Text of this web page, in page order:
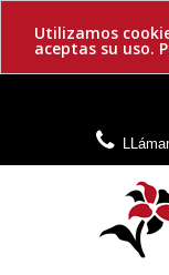
Utilizamos
aceptas su uso.